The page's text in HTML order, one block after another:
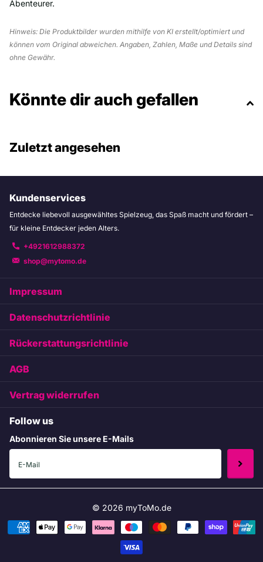
Abenteurer.
Hinweis: Die Produktbilder wurden mithilfe von KI erstellt/optimiert und
können vom Original abweichen. Angaben, Zahlen, Maße und Details sind
ohne Gewähr.
Könnte dir auch gefallen
Zuletzt angesehen
Kundenservices
Entdecke liebevoll ausgewähltes Spielzeug, das Spaß macht und fördert –
für kleine Entdecker jeden Alters.
+4921612988372
shop@mytomo.de
Impressum
Datenschutzrichtlinie
Rückerstattungsrichtlinie
AGB
Vertrag widerrufen
Follow us
Abonnieren Sie unsere E-Mails
© 2026 myToMo.de